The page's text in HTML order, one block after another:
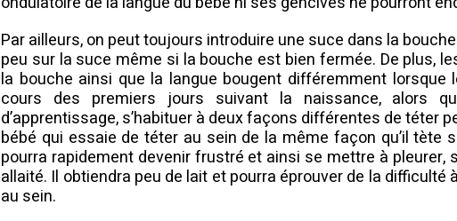
Par ailleurs, on peut toujours introduire une suce dans la
peu sur la suce même si la bouche est bien fermée. De plus,
la bouche ainsi que la langue bougent différemment lorsque
cours des premiers jours suivant la naissance, alors
d’apprentissage, s’habituer à deux façons différentes de téter
bébé qui essaie de téter au sein de la même façon qu’il tète
pourra rapidement devenir frustré et ainsi se mettre à pleurer,
allaité. Il obtiendra peu de lait et pourra éprouver de la difficulté
au sein.